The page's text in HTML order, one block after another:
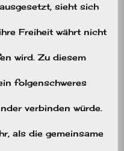
sieht sich
Freiheit währt nicht
wird. Zu diesem
folgenschweres
verbinden würde.
als die gemeinsame